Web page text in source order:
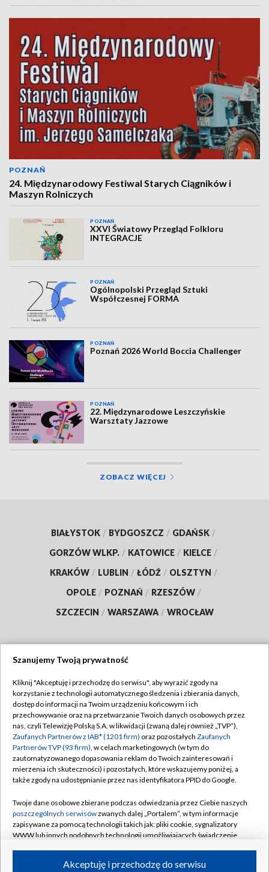
POZNAŃ
24. Międzynarodowy Festiwal Starych Ciągników i
Maszyn Rolniczych
POZNAŃ
XXVI Światowy Przegląd Folkloru
INTEGRACJE
POZNAŃ
Ogólnopolski Przegląd Sztuki
Współczesnej FORMA
POZNAŃ
Poznań 2026 World Boccia Challenger
POZNAŃ
22. Międzynarodowe Leszczyńskie
Warsztaty Jazzowe
ZOBACZ WIĘCEJ
BIAŁYSTOK / BYDGOSZCZ / GDAŃSK /
GORZÓW WLKP. / KATOWICE / KIELCE /
KRAKÓW / LUBLIN / ŁÓDŹ / OLSZTYN /
OPOLE / POZNAŃ / RZESZÓW /
SZCZECIN / WARSZAWA / WROCŁAW
TVP
Abonament TVP
Emisja w TVP
Centrum informacji TVP
Naziemna Telewizja Cyfrowa
Rada Programowa
System NOS
Informacje o nadawcy
Program dla prasy
Regulamin TVP
Polityka prywatności
Moje zgody
Pomoc
Kontakt
Kanały
Szanujemy Twoją prywatność
Kliknij "Akceptuję i przechodzę do serwisu", aby wyrazić zgody na
korzystanie z technologii automatycznego śledzenia i zbierania danych,
dostęp do informacji na Twoim urządzeniu końcowym i ich
przechowywanie oraz na przetwarzanie Twoich danych osobowych przez
nas, czyli Telewizję Polską S.A. w likwidacji (zwaną dalej również „TVP”),
Zaufanych Partnerów z IAB* (1201 firm) oraz pozostałych Zaufanych
Partnerów TVP (93 firm), w celach marketingowych (w tym do
zautomatyzowanego dopasowania reklam do Twoich zainteresowań i
mierzenia ich skuteczności) i pozostałych, które wskazujemy poniżej, a
także zgody na udostępnianie przez nas identyfikatora PPID do Google.
Twoje dane osobowe zbierane podczas odwiedzania przez Ciebie naszych
poszczególnych serwisówzwanych dalej „Portalem”, w tym informacje
zapisywane za pomocą technologii takich jak: pliki cookie, sygnalizatory
WWW lub innych podobnych technologii umożliwiających świadczenie
ruchu w Internecie.Akceptuję i przechodzę do serwisu